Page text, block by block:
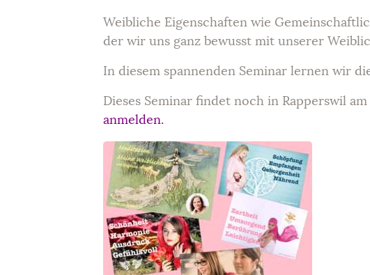
Weibliche Eigenschaften wie
der wir uns ganz bewusst mit unserer
In diesem spannenden Seminar lernen wir
Dieses Seminar findet noch in Rapperswil
anmelden.